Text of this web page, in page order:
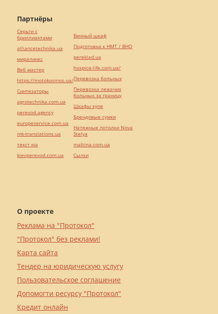
О проекте
Реклама на "Протокол"
"Протокол" без реклами!
Карта сайта
Тендер на юридическую услугу
Пользовательское соглашение
Допомогти ресурсу "Протокол"
Кредит онлайн
Партнёры
Серьги с
бриллиантами
alliancetechnika.ua
миралинкс
Веб мастер
https://motokosmos.ua/
Синтезаторы
agrotechnika.com.ua
perevod.agency
europeservice.com.ua
mk-translations.ua
текст юа
kievperevod.com.ua
Винный шкаф
Подготовка к НМТ / ВНО
pereklad.ua
hospice-life.com.ua/
Перевозка больных
Перевозка лежачих
больных за границу
Шкафы купе
Брендовые сумки
Натяжные потолки Nova
Stelya
maltina.com.ua
Cылки